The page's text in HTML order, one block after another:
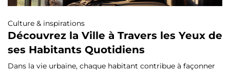
Culture & inspirations
Découvrez la Ville à Travers les Yeux de
ses Habitants Quotidiens
Dans la vie urbaine, chaque habitant contribue à façonner